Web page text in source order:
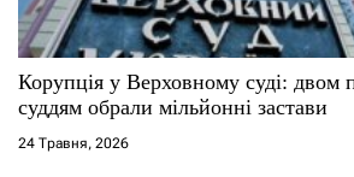
Корупція у Верховному суді: двом
суддям обрали мільйонні застави
24 Травня, 2026